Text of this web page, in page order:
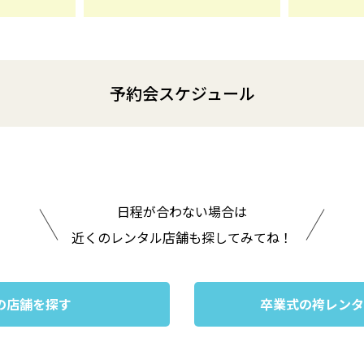
予約会スケジュール
日程が合わない場合は
近くのレンタル店舗も探してみてね！
店舗を探す 卒業式の袴レン